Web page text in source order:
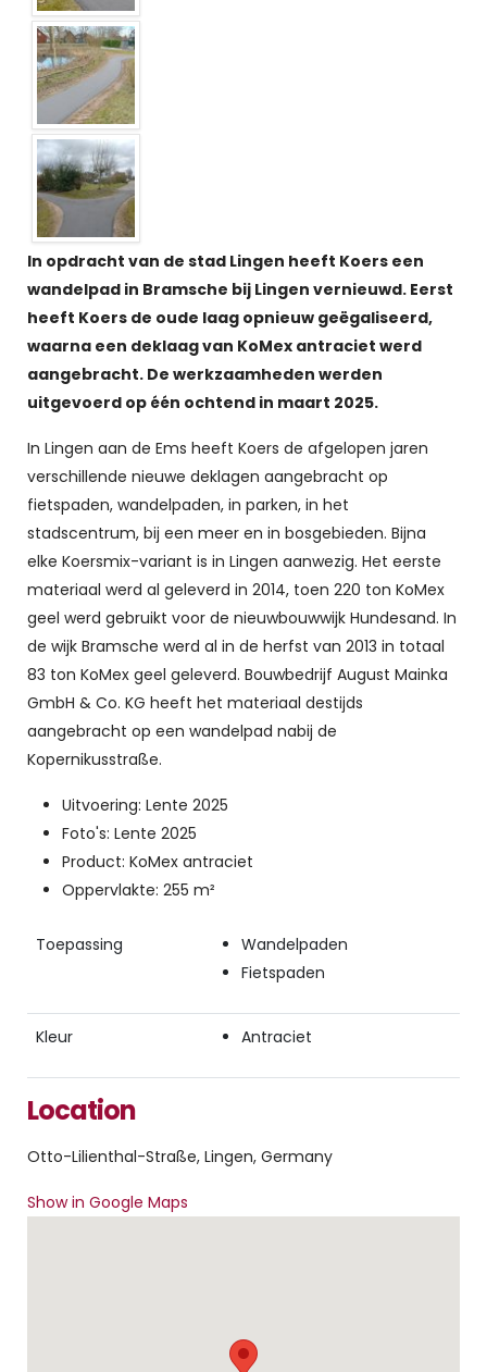
In opdracht van de stad Lingen heeft Koers een
wandelpad in Bramsche bij Lingen vernieuwd. Eerst
heeft Koers de oude laag opnieuw geëgaliseerd,
waarna een deklaag van KoMex antraciet werd
aangebracht. De werkzaamheden werden
uitgevoerd op één ochtend in maart 2025.
In Lingen aan de Ems heeft Koers de afgelopen jaren
verschillende nieuwe deklagen aangebracht op
fietspaden, wandelpaden, in parken, in het
stadscentrum, bij een meer en in bosgebieden. Bijna
elke Koersmix-variant is in Lingen aanwezig. Het eerste
materiaal werd al geleverd in 2014, toen 220 ton KoMex
geel werd gebruikt voor de nieuwbouwwijk Hundesand. In
de wijk Bramsche werd al in de herfst van 2013 in totaal
83 ton KoMex geel geleverd. Bouwbedrijf August Mainka
GmbH & Co. KG heeft het materiaal destijds
aangebracht op een wandelpad nabij de
Kopernikusstraße.
Uitvoering: Lente 2025
Foto's: Lente 2025
Product: KoMex antraciet
Oppervlakte: 255 m²
Toepassing
Wandelpaden
Fietspaden
Kleur Antraciet
Location
Otto-Lilienthal-Straße, Lingen, Germany
Show in Google Maps